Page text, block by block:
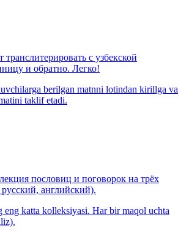
с узбекской
и обратно. Легко!
berilgan matnni lotindan kirillga va
taklif etadi.
пословиц и поговорок на трёх
английский).
eng katta kolleksiyasi. Har bir maqol uchta